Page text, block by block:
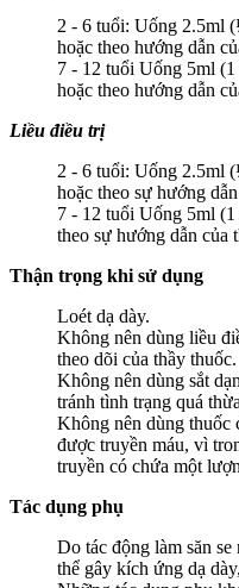
2 - 6 tuổi: Uống 2.5ml
hoặc theo hướng dẫn
7 - 12 tuổi Uống 5ml
hoặc theo hướng dẫn
Liều điều trị
2 - 6 tuổi: Uống 2.5ml
hoặc theo sự hướng
7 - 12 tuổi Uống 5ml
theo sự hướng dẫn của
Thận trọng khi sử dụng
Loét dạ dày.
Không nên dùng liều
theo dõi của thầy thuốc.
Không nên dùng sắt
tránh tình trạng quá
Không nên dùng thuốc
được truyền máu, vì
truyền có chứa một
Tác dụng phụ
Do tác động làm săn
thể gây kích ứng dạ